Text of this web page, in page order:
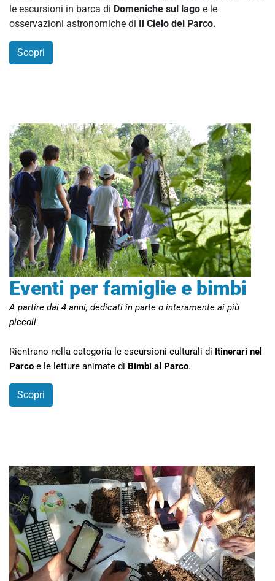
le escursioni in barca di Domeniche sul lago e le
osservazioni astronomiche di Il Cielo del Parco.
Scopri
Eventi per famiglie e bimbi
A partire dai 4 anni, dedicati in parte o interamente ai più
piccoli
Rientrano nella categoria le escursioni culturali di Itinerari nel
Parco e le letture animate di Bimbi al Parco.
Scopri